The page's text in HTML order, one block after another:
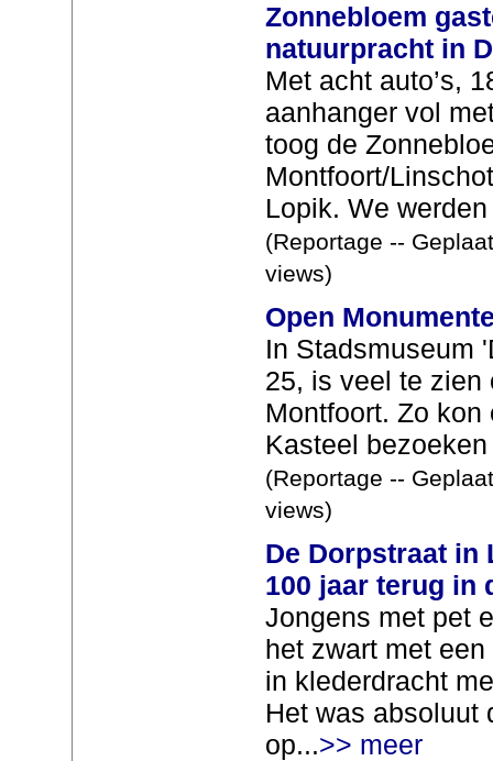
Zonnebloem
natuurpracht in
Met acht auto’s,
aanhanger vol
toog de
Montfoort/
Lopik. We
(Reportage --
views)
Open
In Stadsmuseum
25, is veel te zien
Montfoort. Zo
Kasteel
(Reportage --
views)
De Dorpstraat in
100 jaar terug in
Jongens met pet
het zwart met
in klederdracht
Het was absoluut
op...>> meer